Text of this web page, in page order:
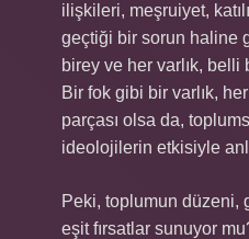
ilişkileri, meşruiyet,
geçtiği bir sorun haline
birey ve her varlık,
Bir fok gibi bir varlık,
parçası olsa da,
ideolojilerin etkisiyle
Peki, toplumun düzeni,
eşit fırsatlar sunuyor